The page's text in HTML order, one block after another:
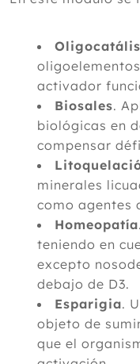
activador
Biosales.
biológicas en
compensar
minerales
como agentes
Homeopatía
teniendo en
excepto
debajo de D3.
Esparigia.
objeto de
que el